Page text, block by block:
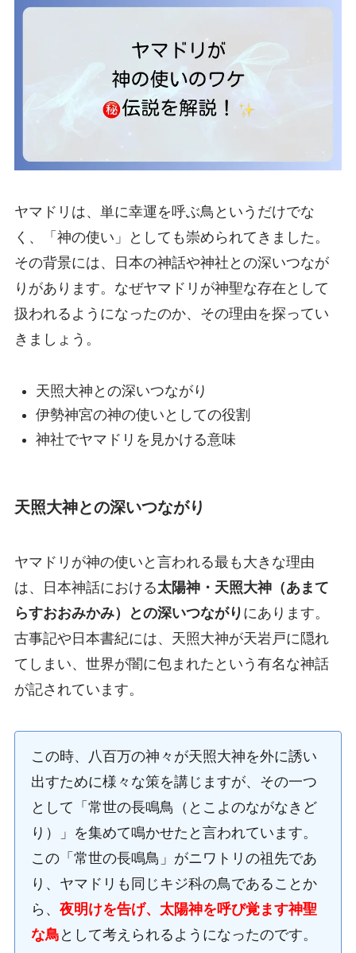
ヤマドリは、単に幸運を呼ぶ鳥というだけでな
く、「神の使い」としても崇められてきました。
その背景には、日本の神話や神社との深いつなが
りがあります。なぜヤマドリが神聖な存在として
扱われるようになったのか、その理由を探ってい
きましょう。
天照大神との深いつながり
伊勢神宮の神の使いとしての役割
神社でヤマドリを見かける意味
天照大神との深いつながり
ヤマドリが神の使いと言われる最も大きな理由
は、日本神話における太陽神・天照大神（あまて
らすおおみかみ）との深いつながり にあります。
古事記や日本書紀には、天照大神が天岩戸に隠れ
てしまい、世界が闇に包まれたという有名な神話
が記されています。
この時、八百万の神々が天照大神を外に誘い
出すために様々な策を講じますが、その一つ
として「常世の長鳴鳥（とこよのながなきど
り）」を集めて鳴かせたと言われています。
この「常世の長鳴鳥」がニワトリの祖先であ
り、ヤマドリも同じキジ科の鳥であることか
ら、 夜明けを告げ、太陽神を呼び覚ます神聖
な鳥 として考えられるようになったのです。